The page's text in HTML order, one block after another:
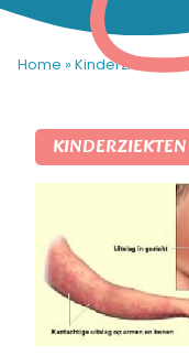
Home » Kinderziekten»
KINDERZIEKTEN